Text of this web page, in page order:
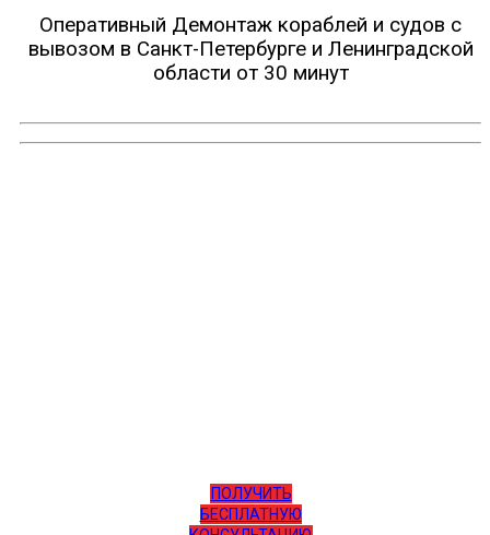
Оперативный Демонтаж кораблей и судов с
вывозом в Санкт-Петербурге и Ленинградской
области от 30 минут
ПОЛУЧИТЬ
БЕСПЛАТНУЮ